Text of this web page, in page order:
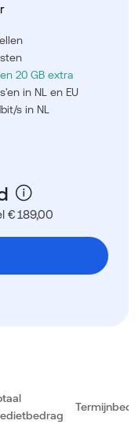
en 20 GB extra
in NL en EU
s in NL
€ 189,00